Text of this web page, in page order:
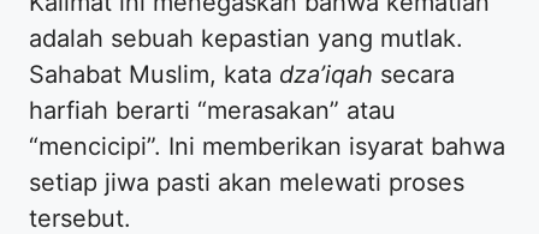
adalah sebuah kepastian yang mutlak.
Sahabat Muslim, kata dza’iqah secara
harfiah berarti “merasakan” atau
“mencicipi”. Ini memberikan isyarat bahwa
setiap jiwa pasti akan melewati proses
tersebut.